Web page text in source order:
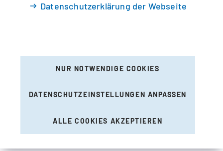
Datenschutzerklärung der Webseite
NUR NOTWENDIGE COOKIES
DATENSCHUTZEINSTELLUNGEN ANPASSEN
ALLE COOKIES AKZEPTIEREN